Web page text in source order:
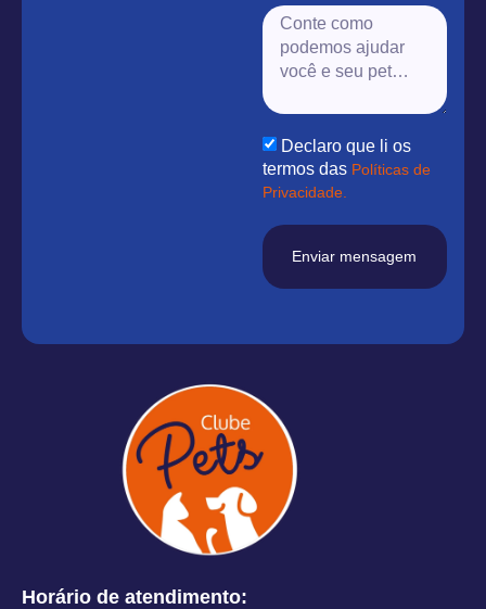
Declaro que li os
termos das Políticas de
Privacidade.
Enviar mensagem
Horário de atendimento: